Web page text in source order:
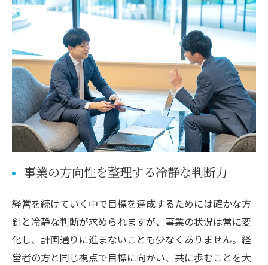
事業の方向性を整理する冷静な判断力
経営を続けていく中で目標を達成するためには確かな方
針と冷静な判断が求められますが、事業の状況は常に変
化し、計画通りに進まないことも少なくありません。経
営者の方と同じ視点で目標に向かい、共に歩むことを大